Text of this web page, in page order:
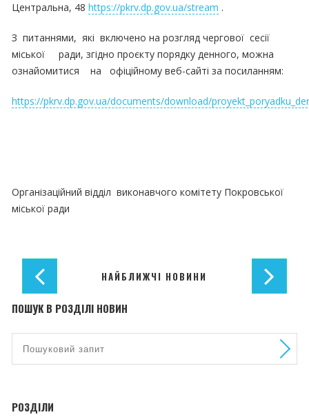
Центральна, 48https://pkrv.dp.gov.ua/stream .
З питаннями, які включено на розгляд чергової сесії
міської ради, згідно проєкту порядку денного, можна
ознайомитися на офіційному веб-сайті за посиланням:
https://pkrv.dp.gov.ua/documents/download/
Організаційний відділ виконавчого комітету Покровської
міської ради
НАЙБЛИЖЧІ НОВИНИ
ПОШУК В РОЗДІЛІ НОВИН
РОЗДІЛИ